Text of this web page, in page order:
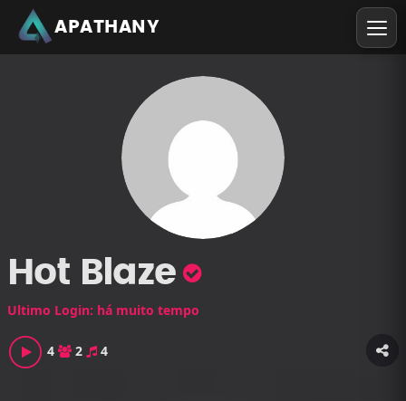
APATHANY
Hot Blaze
Ultimo Login: há muito tempo
4 2 4